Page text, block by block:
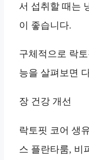
서 섭취할 때는
이 좋습니다.
구체적으로 락
능을 살펴보면
장 건강 개선
락토핏 코어 생
스 플란타룸, 비